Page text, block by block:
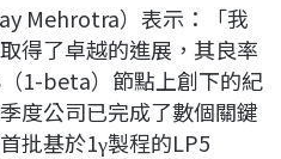
Mehrotra）表示：「我
得了卓越的進展，其良率
1-beta）節點上創下的紀
度公司已完成了數個關鍵
批基於1γ製程的LP5